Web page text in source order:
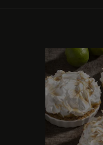
5.Optioneel: